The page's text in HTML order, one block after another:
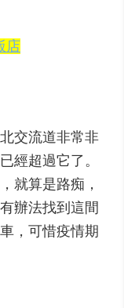
店
交流道非常非
經超過它了。
就算是路痴，
辦法找到這間
，可惜疫情期